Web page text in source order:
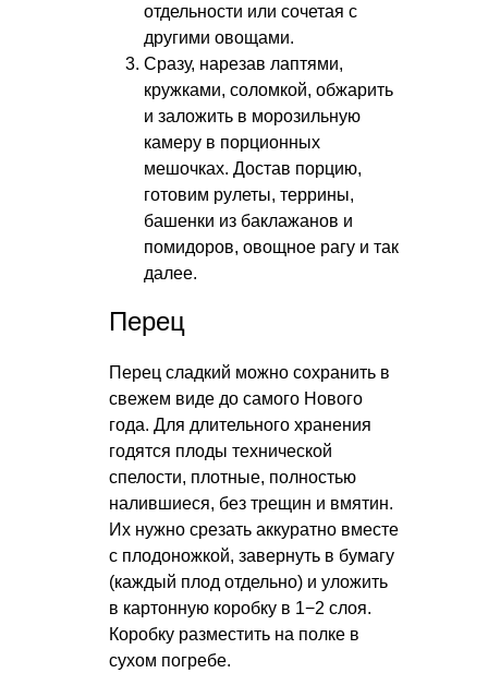
отдельности или сочетая с
другими овощами.
Сразу, нарезав лаптями,
кружками, соломкой, обжарить
и заложить в морозильную
камеру в порционных
мешочках. Достав порцию,
готовим рулеты, террины,
башенки из баклажанов и
помидоров, овощное рагу и так
далее.
Перец
Перец сладкий можно сохранить в
свежем виде до самого Нового
года. Для длительного хранения
годятся плоды технической
спелости, плотные, полностью
налившиеся, без трещин и вмятин.
Их нужно срезать аккуратно вместе
с плодоножкой, завернуть в бумагу
(каждый плод отдельно) и уложить
в картонную коробку в 1−2 слоя.
Коробку разместить на полке в
сухом погребе.